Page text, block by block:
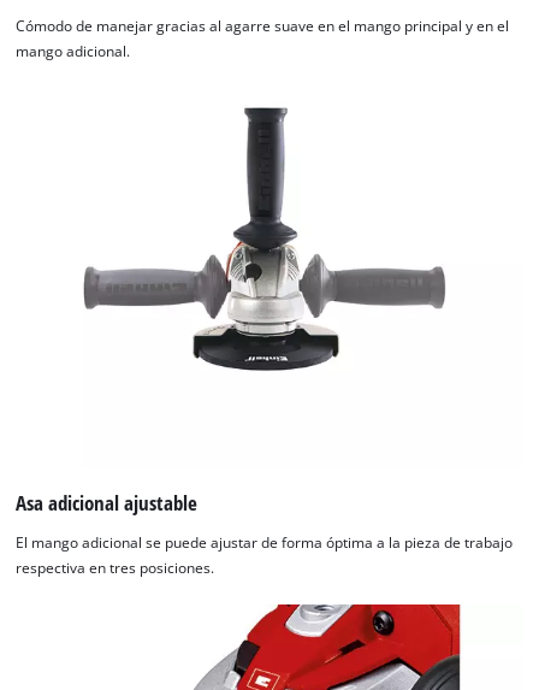
Cómodo de manejar gracias al agarre suave en el mango principal y en el
mango adicional.
Asa adicional ajustable
El mango adicional se puede ajustar de forma óptima a la pieza de trabajo
respectiva en tres posiciones.